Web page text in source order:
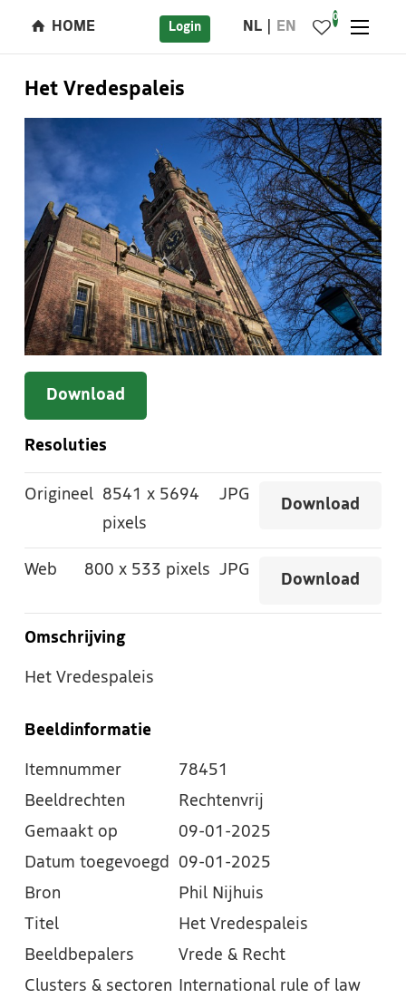
HOME Login NL EN
0
Het Vredespaleis
Download
Resoluties
Origineel 8541 x 5694
pixels
JPG
Download
Web 800 x 533 pixels JPG
Download
Omschrijving
Het Vredespaleis
Beeldinformatie
Itemnummer
78451
Beeldrechten
Rechtenvrij
Gemaakt op
09-01-2025
Datum toegevoegd
09-01-2025
Bron
Phil Nijhuis
Titel
Het Vredespaleis
Beeldbepalers
Vrede & Recht
Clusters & sectoren International rule of law